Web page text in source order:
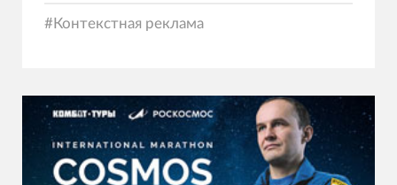
#Контекстная реклама